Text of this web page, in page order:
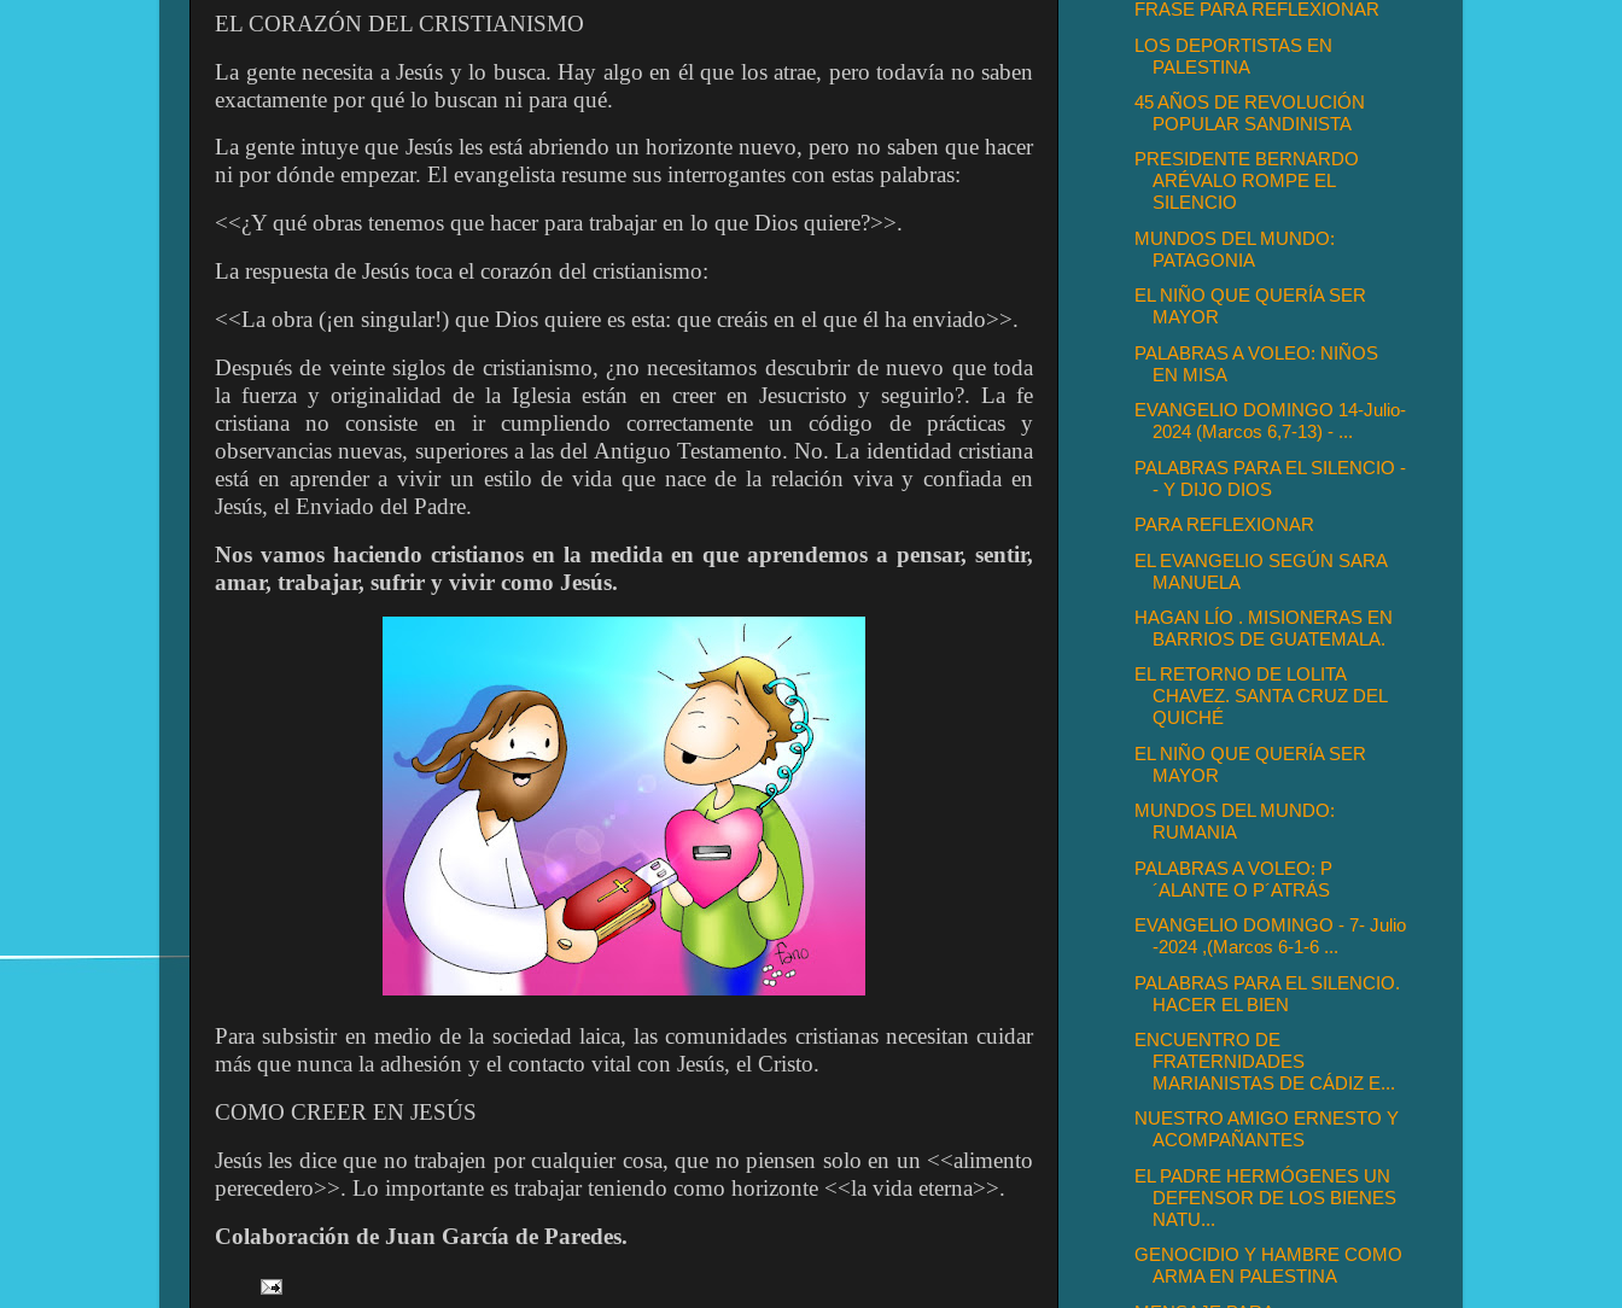
EL CORAZÓN DEL CRISTIANISMO
La gente necesita a Jesús y lo busca. Hay algo en él que los atrae, pero todavía no saben
exactamente por qué lo buscan ni para qué.
La gente intuye que Jesús les está abriendo un horizonte nuevo, pero no saben que hacer
ni por dónde empezar. El evangelista resume sus interrogantes con estas palabras:
<<¿Y qué obras tenemos que hacer para trabajar en lo que Dios quiere?>>.
La respuesta de Jesús toca el corazón del cristianismo:
<<La obra (¡en singular!) que Dios quiere es esta: que creáis en el que él ha enviado>>.
Después de veinte siglos de cristianismo, ¿no necesitamos descubrir de nuevo que toda
la fuerza y originalidad de la Iglesia están en creer en Jesucristo y seguirlo?. La fe
cristiana no consiste en ir cumpliendo correctamente un código de prácticas y
observancias nuevas, superiores a las del Antiguo Testamento. No. La identidad cristiana
está en aprender a vivir un estilo de vida que nace de la relación viva y confiada en
Jesús, el Enviado del Padre.
Nos vamos haciendo cristianos en la medida en que aprendemos a pensar, sentir,
amar, trabajar, sufrir y vivir como Jesús.
Para subsistir en medio de la sociedad laica, las comunidades cristianas necesitan cuidar
más que nunca la adhesión y el contacto vital con Jesús, el Cristo.
COMO CREER EN JESÚS
Jesús les dice que no trabajen por cualquier cosa, que no piensen solo en un <<alimento
perecedero>>. Lo importante es trabajar teniendo como horizonte <<la vida eterna>>.
Colaboración de Juan García de Paredes.
FRASE PARA REFLEXIONAR
LOS DEPORTISTAS EN
PALESTINA
45 AÑOS DE REVOLUCIÓN
POPULAR SANDINISTA
PRESIDENTE BERNARDO
ARÉVALO ROMPE EL
SILENCIO
MUNDOS DEL MUNDO:
PATAGONIA
EL NIÑO QUE QUERÍA SER
MAYOR
PALABRAS A VOLEO: NIÑOS
EN MISA
EVANGELIO DOMINGO 14-Julio-
2024 (Marcos 6,7-13) - ...
PALABRAS PARA EL SILENCIO -
- Y DIJO DIOS
PARA REFLEXIONAR
EL EVANGELIO SEGÚN SARA
MANUELA
HAGAN LÍO . MISIONERAS EN
BARRIOS DE GUATEMALA.
EL RETORNO DE LOLITA
CHAVEZ. SANTA CRUZ DEL
QUICHÉ
EL NIÑO QUE QUERÍA SER
MAYOR
MUNDOS DEL MUNDO:
RUMANIA
PALABRAS A VOLEO: P
´ALANTE O P´ATRÁS
EVANGELIO DOMINGO - 7- Julio
-2024 ,(Marcos 6-1-6 ...
PALABRAS PARA EL SILENCIO.
HACER EL BIEN
ENCUENTRO DE
FRATERNIDADES
MARIANISTAS DE CÁDIZ E...
NUESTRO AMIGO ERNESTO Y
ACOMPAÑANTES
EL PADRE HERMÓGENES UN
DEFENSOR DE LOS BIENES
NATU...
GENOCIDIO Y HAMBRE COMO
ARMA EN PALESTINA